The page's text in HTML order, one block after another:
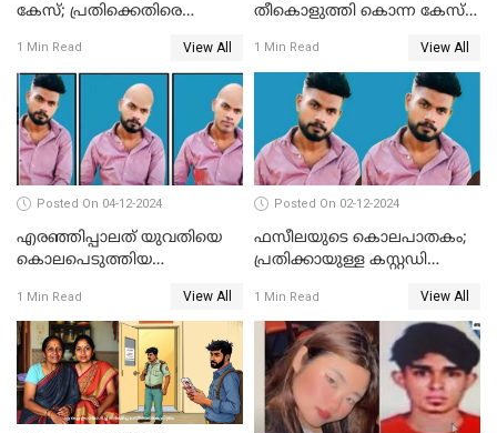
കേസ്; പ്രതിക്കെതിരെ
വധശ്രമ കുറ്റവും ചുമത്തി
1 Min Read View All
തീകൊളുത്തി കൊന്ന കേസ്‌;
രേഖപ്പെടുത്തി
1 Min Read View All
Posted On 04-12-2024
എരഞ്ഞിപ്പാലത് യുവതിയെ
കൊലപെടുത്തിയ
കസ്റ്റഡി അപേക്ഷ ഇന്ന്
1 Min Read View All
Posted On 02-12-2024
ഫസീലയുടെ കൊലപാതകം;
പ്രതിക്കായുള്ള കസ്റ്റഡി
1 Min Read View All